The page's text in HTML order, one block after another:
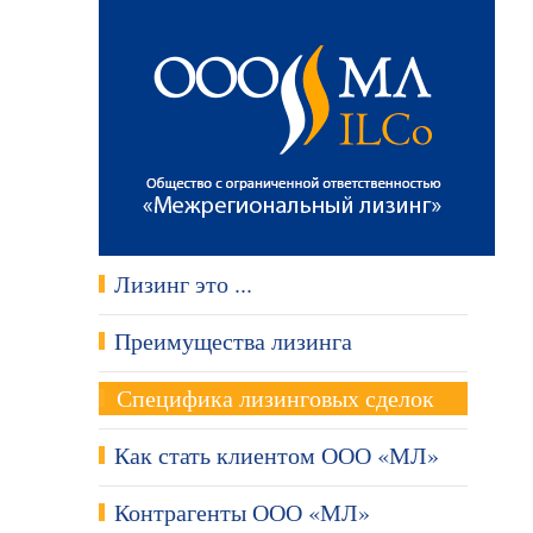
Лизинг это ...
Преимущества лизинга
Специфика лизинговых сделок
Как стать клиентом ООО «МЛ»
Контрагенты ООО «МЛ»